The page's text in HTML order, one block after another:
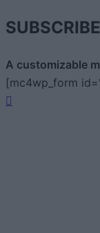
SUBSCRIBE
A customizable
[mc4wp_form